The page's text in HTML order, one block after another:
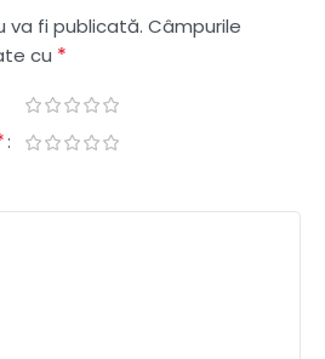
va fi publicată. Câmpurile
cu *